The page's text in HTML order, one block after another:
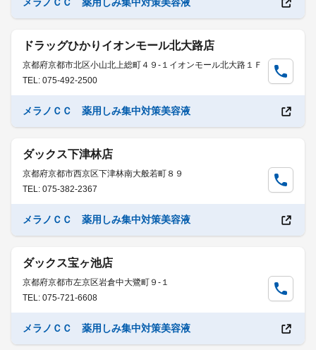
ドラッグひかりイオンモール北大路店
京都府京都市北区小山北上総町４９-１イオンモール北大路１Ｆ
TEL: 075-492-2500
メラノＣＣ 薬用しみ集中対策美容液
ダックス下津林店
京都府京都市西京区下津林南大般若町８９
TEL: 075-382-2367
メラノＣＣ 薬用しみ集中対策美容液
ダックス宝ヶ池店
京都府京都市左京区岩倉中大鷺町９-１
TEL: 075-721-6608
メラノＣＣ 薬用しみ集中対策美容液